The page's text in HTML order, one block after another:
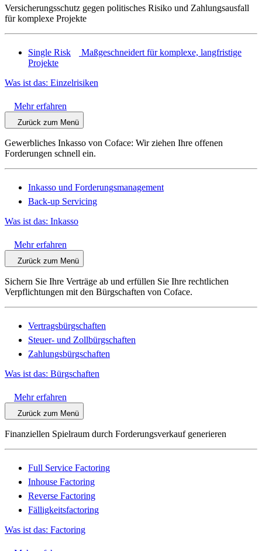
Versicherungsschutz gegen politisches Risiko und Zahlungsausfall
für komplexe Projekte
Single Risk
Maßgeschneidert für komplexe, langfristige
Projekte
Was ist das: Einzelrisiken
Mehr erfahren
Zurück zum Menü
Gewerbliches Inkasso von Coface: Wir ziehen Ihre offenen
Forderungen schnell ein.
Inkasso und Forderungsmanagement
Back-up Servicing
Was ist das: Inkasso
Mehr erfahren
Zurück zum Menü
Sichern Sie Ihre Verträge ab und erfüllen Sie Ihre rechtlichen
Verpflichtungen mit den Bürgschaften von Coface.
Vertragsbürgschaften
Steuer- und Zollbürgschaften
Zahlungsbürgschaften
Was ist das: Bürgschaften
Mehr erfahren
Zurück zum Menü
Finanziellen Spielraum durch Forderungsverkauf generieren
Full Service Factoring
Inhouse Factoring
Reverse Factoring
Fälligkeitsfactoring
Was ist das: Factoring